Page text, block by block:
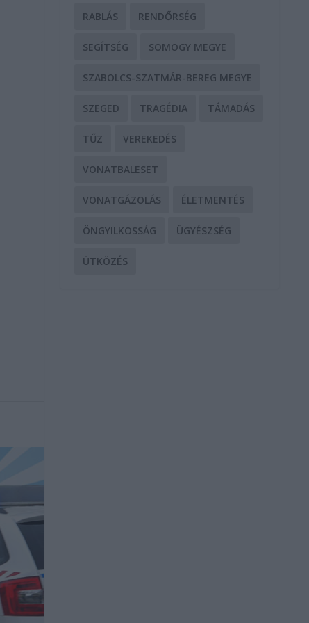
RABLÁS RENDŐRSÉG
SEGÍTSÉG SOMOGY MEGYE
SZABOLCS-SZATMÁR-BEREG MEGYE
SZEGED TRAGÉDIA TÁMADÁS
TŰZ VEREKEDÉS
VONATBALESET
VONATGÁZOLÁS ÉLETMENTÉS
ÖNGYILKOSSÁG ÜGYÉSZSÉG
ÜTKÖZÉS